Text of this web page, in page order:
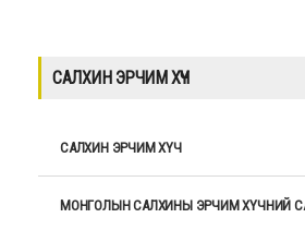
САЛХИН ЭРЧИМ ХҮЧ
САЛХИН ЭРЧИМ ХҮЧ
МОНГОЛЫН САЛХИНЫ ЭРЧИМ ХҮЧНИЙ